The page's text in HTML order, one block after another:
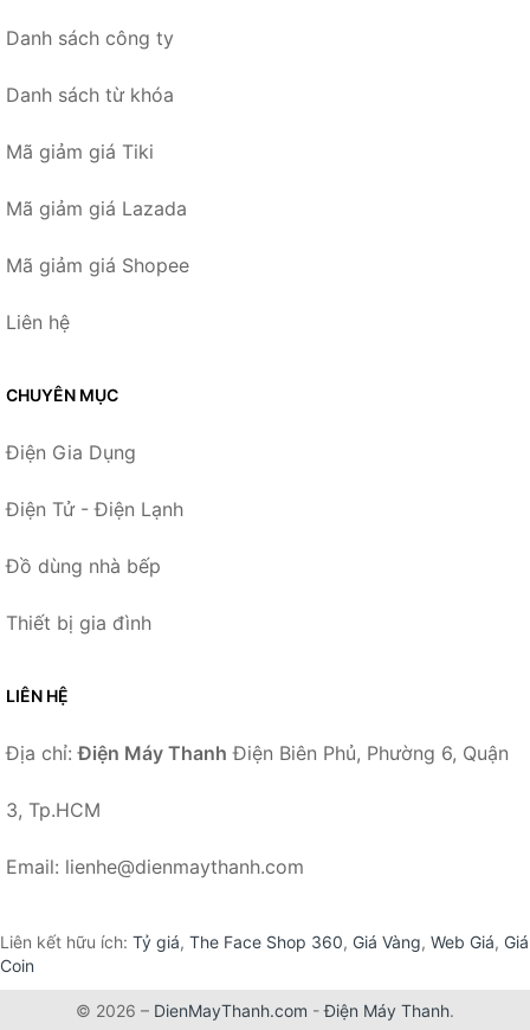
Danh sách công ty
Danh sách từ khóa
Mã giảm giá Tiki
Mã giảm giá Lazada
Mã giảm giá Shopee
Liên hệ
CHUYÊN MỤC
Điện Gia Dụng
Điện Tử - Điện Lạnh
Đồ dùng nhà bếp
Thiết bị gia đình
LIÊN HỆ
Địa chỉ:Điện Máy Thanh Điện Biên Phủ, Phường 6, Quận
3, Tp.HCM
Email: lienhe@dienmaythanh.com
Liên kết hữu ích: Tỷ giá, The Face Shop 360, Giá Vàng, Web Giá, Giá
Coin
© 2026 – DienMayThanh.com -Điện Máy Thanh.